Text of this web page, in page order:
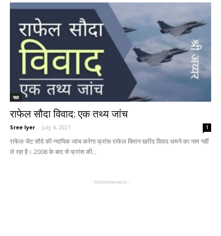
रक्षा
राफेल सौदा विवाद: एक तथ्य जांच
Sree Iyer - July 4, 2021 1
राफेल जेट सौदे की न्यायिक जांच करेगा फ्रांस राफेल विमान खरीद विवाद थमने का नाम नहीं
ले रहा है। 2008 के बाद से फ्रांस की...
- Advertisement -